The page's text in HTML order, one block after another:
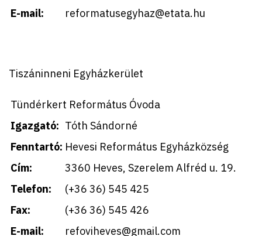
E-mail:
reformatusegyhaz@etata.hu
Tiszáninneni Egyházkerület
Tündérkert Református Óvoda
Igazgató: Tóth Sándorné
Fenntartó: Hevesi Református Egyházközség
Cím:
3360 Heves, Szerelem Alfréd u. 19.
Telefon:
(+36 36) 545 425
Fax:
(+36 36) 545 426
E-mail:
refoviheves@gmail.com